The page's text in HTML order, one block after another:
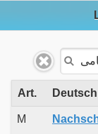
Art. Deutsch
M